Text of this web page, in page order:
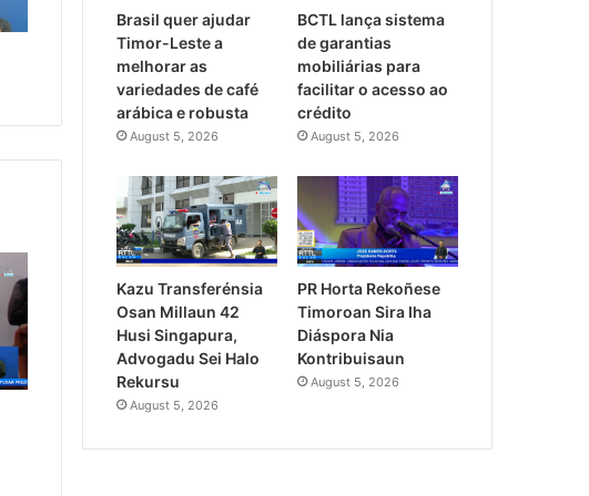
Brasil quer ajudar
Timor-Leste a
melhorar as
variedades de café
arábica e robusta
August 5, 2026
BCTL lança sistema
de garantias
mobiliárias para
facilitar o acesso ao
crédito
August 5, 2026
Kazu Transferénsia
Osan Millaun 42
Husi Singapura,
Advogadu Sei Halo
Rekursu
August 5, 2026
PR Horta Rekoñese
Timoroan Sira Iha
Diáspora Nia
Kontribuisaun
August 5, 2026